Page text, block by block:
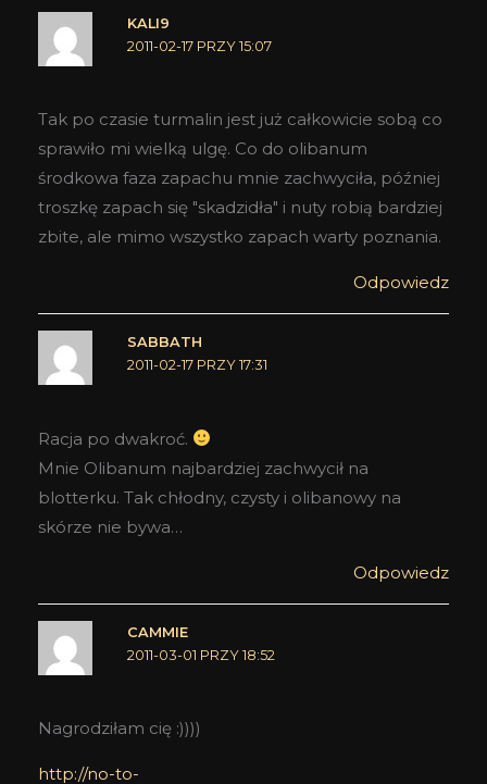
KALI9
2011-02-17 PRZY 15:07
Tak po czasie turmalin jest już całkowicie sobą co
sprawiło mi wielką ulgę. Co do olibanum
środkowa faza zapachu mnie zachwyciła, później
troszkę zapach się "skadzidła" i nuty robią bardziej
zbite, ale mimo wszystko zapach warty poznania.
Odpowiedz
SABBATH
2011-02-17 PRZY 17:31
Racja po dwakroć.
Mnie Olibanum najbardziej zachwycił na
blotterku. Tak chłodny, czysty i olibanowy na
skórze nie bywa…
Odpowiedz
CAMMIE
2011-03-01 PRZY 18:52
Nagrodziłam cię :))))
http://no-to-